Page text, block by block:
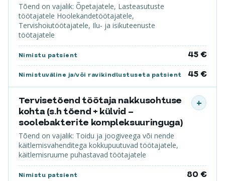
Tõend on vajalik: Õpetajatele, Lasteasutuste
töötajatele Hoolekandetöötajatele,
Tervishoiutöötajatele, Ilu- ja isikuteenuste
töötajatele
Nimistu patsient 45 €
Nimistuväline ja/või ravikindlustuseta patsient 45 €
Tervisetõend töötaja nakkusohtuse
kohta (s.h tõend + külvid –
soolebakterite kompleksuuringuga)
Tõend on vajalik: Toidu ja joogiveega või nende
käitlemisvahenditega kokkupuutuvad töötajatele,
käitlemisruume puhastavad töötajatele
Nimistu patsient 80 €
+